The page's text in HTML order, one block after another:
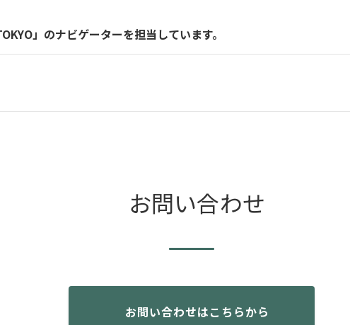
」のナビゲーターを担当しています。
お問い合わせ
お問い合わせはこちらから